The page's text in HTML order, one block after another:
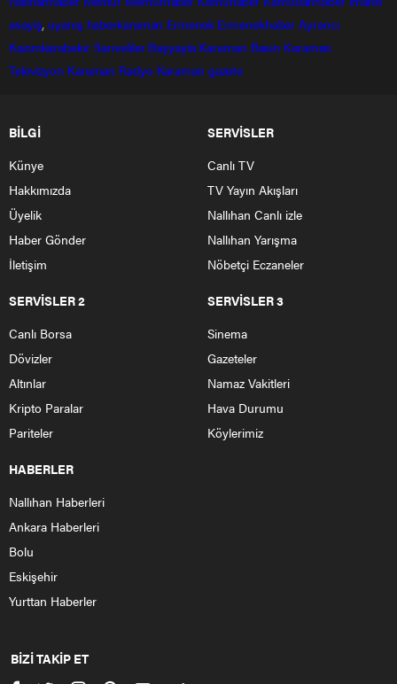
asayiş, uyanış haberkaraman Ermenek Ermenekhaber Ayrancı
Kazımkarabekir Sarıveliler Başyayla Karaman Basın Karaman
Televizyon Karaman Radyo Karaman gazete
BİLGİ
Künye
Hakkımızda
Üyelik
Haber Gönder
İletişim
SERVİSLER
Canlı TV
TV Yayın Akışları
Nallıhan Canlı izle
Nallıhan Yarışma
Nöbetçi Eczaneler
SERVİSLER 2
Canlı Borsa
Dövizler
Altınlar
Kripto Paralar
Pariteler
SERVİSLER 3
Sinema
Gazeteler
Namaz Vakitleri
Hava Durumu
Köylerimiz
HABERLER
Nallıhan Haberleri
Ankara Haberleri
Bolu
Eskişehir
Yurttan Haberler
BİZİ TAKİP ET